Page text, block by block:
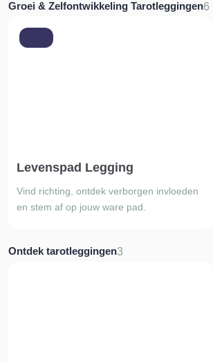
Groei & Zelfontwikkeling Tarotleggingen6
Levenspad Legging
Vind richting, ontdek verborgen invloeden
en stem af op jouw ware pad.
Ontdek tarotleggingen3